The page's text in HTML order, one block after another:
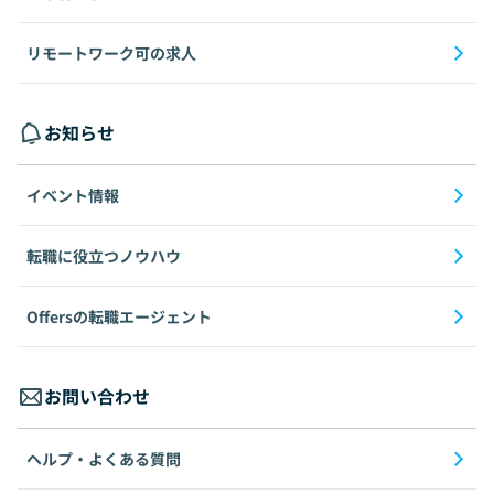
リモートワーク可の求人
お知らせ
イベント情報
転職に役立つノウハウ
Offersの転職エージェント
お問い合わせ
ヘルプ・よくある質問